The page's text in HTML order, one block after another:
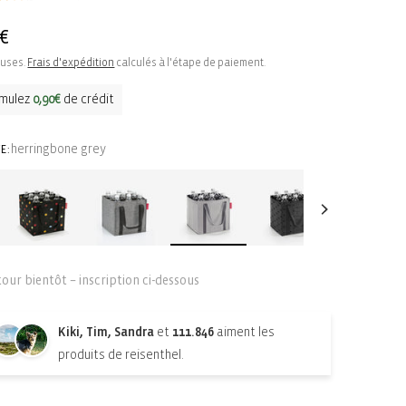
Frais d'expédition calculés à l'étape de paiement.
0,90€ de crédit
herringbone grey
bientôt – inscription ci-dessous
Kiki, Tim, Sandra et 111.846 aiment les
produits de reisenthel.